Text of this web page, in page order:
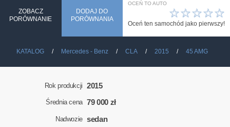
ZOBACZ
PORÓWNANIE
DODAJ DO
PORÓWNANIA
OCEŃ TO AUTO
☆
☆
☆
☆
☆
Oceń ten samochód jako pierwszy!
KATALOG Mercedes - Benz CLA 2015 45 AMG
Rok produkcji 2015
Średnia cena 79 000 zł
Nadwozie sedan